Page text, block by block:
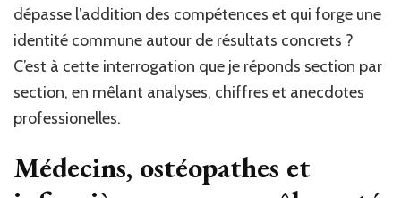
dépasse l’addition des compétences et qui forge une
identité commune autour de résultats concrets ?
C’est à cette interrogation que je réponds section par
section, en mêlant analyses, chiffres et anecdotes
professionelles.
Médecins, ostéopathes et